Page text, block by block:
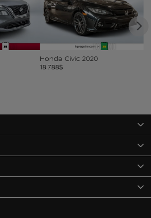
Honda Civic 2020
18 788$